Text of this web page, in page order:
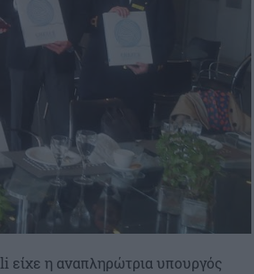
είχε η αναπληρώτρια υπουργός